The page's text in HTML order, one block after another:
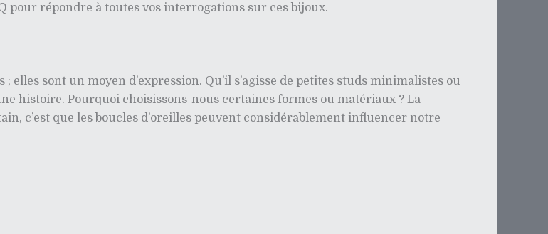
pour répondre à toutes vos interrogations sur ces bijoux.
elles sont un moyen d’expression. Qu’il s’agisse de petites studs minimalistes ou
histoire. Pourquoi choisissons-nous certaines formes ou matériaux ? La
c’est que les boucles d’oreilles peuvent considérablement influencer notre